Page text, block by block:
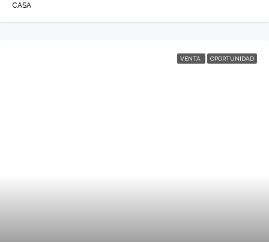
CASA
VENTA OPORTUNIDAD